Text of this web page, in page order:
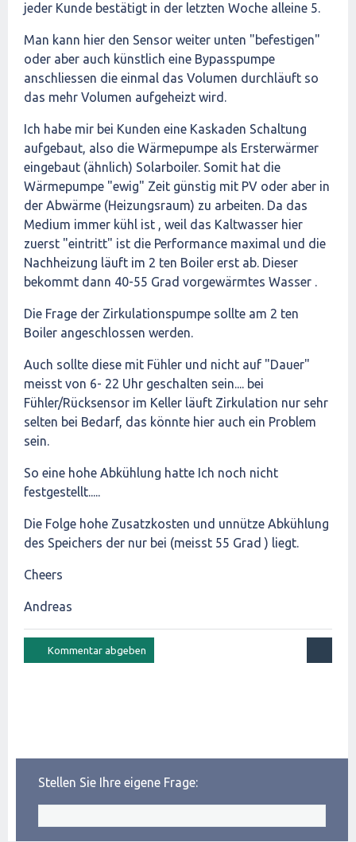
jeder Kunde bestätigt in der letzten Woche alleine 5.
Man kann hier den Sensor weiter unten "befestigen"
oder aber auch künstlich eine Bypasspumpe
anschliessen die einmal das Volumen durchläuft so
das mehr Volumen aufgeheizt wird.
Ich habe mir bei Kunden eine Kaskaden Schaltung
aufgebaut, also die Wärmepumpe als Ersterwärmer
eingebaut (ähnlich) Solarboiler. Somit hat die
Wärmepumpe "ewig" Zeit günstig mit PV oder aber in
der Abwärme (Heizungsraum) zu arbeiten. Da das
Medium immer kühl ist , weil das Kaltwasser hier
zuerst "eintritt" ist die Performance maximal und die
Nachheizung läuft im 2 ten Boiler erst ab. Dieser
bekommt dann 40-55 Grad vorgewärmtes Wasser .
Die Frage der Zirkulationspumpe sollte am 2 ten
Boiler angeschlossen werden.
Auch sollte diese mit Fühler und nicht auf "Dauer"
meisst von 6- 22 Uhr geschalten sein.... bei
Fühler/Rücksensor im Keller läuft Zirkulation nur sehr
selten bei Bedarf, das könnte hier auch ein Problem
sein.
So eine hohe Abkühlung hatte Ich noch nicht
festgestellt.....
Die Folge hohe Zusatzkosten und unnütze Abkühlung
des Speichers der nur bei (meisst 55 Grad ) liegt.
Cheers
Andreas
Stellen Sie Ihre eigene Frage: